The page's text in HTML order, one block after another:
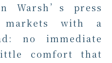
Warsh’s press
markets with a
no immediate
comfort that